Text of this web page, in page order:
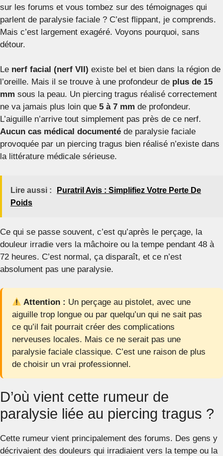
sur les forums et vous tombez sur des témoignages qui
parlent de paralysie faciale ? C’est flippant, je comprends.
Mais c’est largement exagéré. Voyons pourquoi, sans
détour.
Le nerf facial (nerf VII) existe bel et bien dans la région de
l’oreille. Mais il se trouve à une profondeur de plus de 15
mm sous la peau. Un piercing tragus réalisé correctement
ne va jamais plus loin que 5 à 7 mm de profondeur.
L’aiguille n’arrive tout simplement pas près de ce nerf.
Aucun cas médical documenté de paralysie faciale
provoquée par un piercing tragus bien réalisé n’existe dans
la littérature médicale sérieuse.
Lire aussi :
Puratril Avis : Simplifiez Votre Perte De
Poids
Ce qui se passe souvent, c’est qu’après le perçage, la
douleur irradie vers la mâchoire ou la tempe pendant 48 à
72 heures. C’est normal, ça disparaît, et ce n’est
absolument pas une paralysie.
Attention : Un perçage au pistolet, avec une
aiguille trop longue ou par quelqu’un qui ne sait pas
ce qu’il fait pourrait créer des complications
nerveuses locales. Mais ce ne serait pas une
paralysie faciale classique. C’est une raison de plus
de choisir un vrai professionnel.
D’où vient cette rumeur de
paralysie liée au piercing tragus ?
Cette rumeur vient principalement des forums. Des gens y
décrivaient des douleurs qui irradiaient vers la tempe ou la